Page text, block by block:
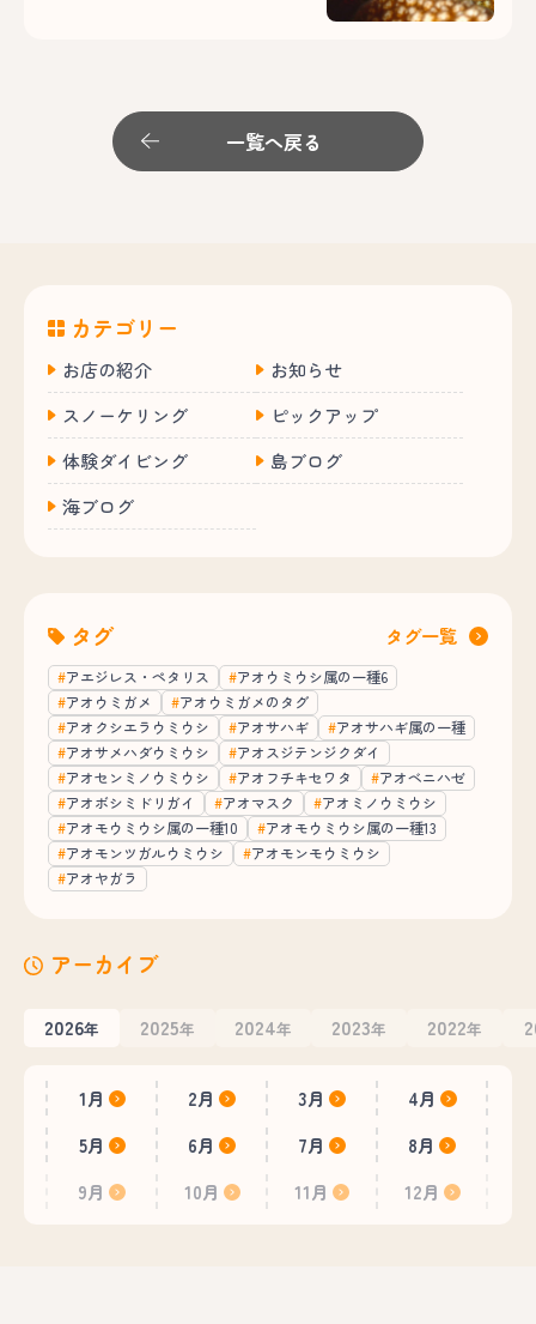
一覧へ戻る
カテゴリー
お店の紹介
お知らせ
スノーケリング
ピックアップ
体験ダイビング
島ブログ
海ブログ
タグ タグ一覧
アエジレス・ペタリス
アオウミウシ属の一種6
アオウミガメ
アオウミガメのタグ
アオクシエラウミウシ
アオサハギ
アオサハギ属の一種
アオサメハダウミウシ
アオスジテンジクダイ
アオセンミノウミウシ
アオフチキセワタ
アオベニハゼ
アオボシミドリガイ
アオマスク
アオミノウミウシ
アオモウミウシ属の一種10
アオモウミウシ属の一種13
アオモンツガルウミウシ
アオモンモウミウシ
アオヤガラ
アーカイブ
2026年 2025年 2024年 2023年 2022年
1月 2月 3月
4月
5月
6月 7月
8月
9月
10月 11月 12月